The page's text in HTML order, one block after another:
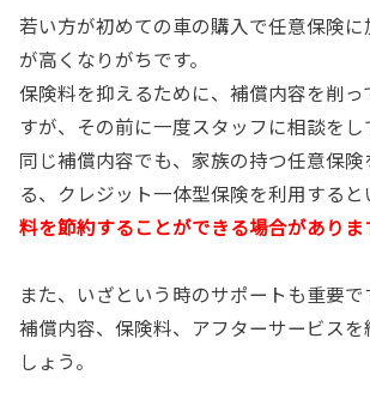
若い方が初めての車の購入で任意保険
が高くなりがちです。
保険料を抑えるために、補償内容を削っ
すが、その前に一度スタッフに相談をし
同じ補償内容でも、家族の持つ任意保
る、クレジット一体型保険を利用する
料を節約することができる場合がありま
また、いざという時のサポートも重要
補償内容、保険料、アフターサービス
しょう。